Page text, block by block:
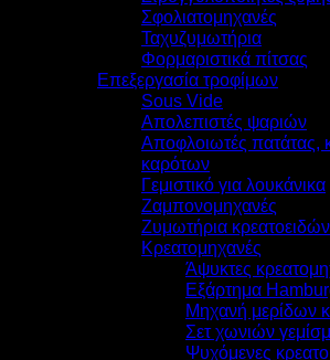
Σφολιατομηχανές
Ταχυζυμωτήρια
Φορμαριστικά πίτσας
Επεξεργασία τροφίμων
Sous Vide
Απολεπιστές ψαριών
Αποφλοιωτές πατάτας,
καρότων
Γεμιστικό για λουκάνικα
Ζαμπονομηχανές
Ζυμωτήρια κρεατοειδών
Κρεατομηχανές
Άψυκτες
Εξάρτημα
Μηχανή μερίδων
Σετ χωνιών
Ψυχόμενες